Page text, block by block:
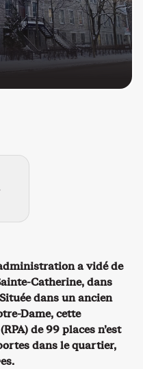
a vidé de
Catherine, dans
dans un ancien
Dame, cette
de 99 places n’est
dans le quartier,